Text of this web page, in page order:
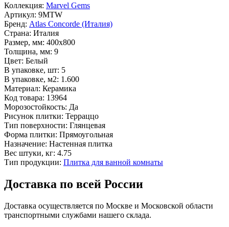
Коллекция: Marvel Gems
Артикул: 9MTW
Бренд: Atlas Concorde (Италия)
Страна: Италия
Размер, мм: 400x800
Толщина, мм: 9
Цвет: Белый
В упаковке, шт: 5
В упаковке, м2: 1.600
Материал: Керамика
Код товара: 13964
Морозостойкость: Да
Рисунок плитки: Терраццо
Тип поверхности: Глянцевая
Форма плитки: Прямоугольная
Назначение: Настенная плитка
Вес штуки, кг: 4.75
Тип продукции: Плитка для ванной комнаты
Доставка по всей России
Доставка осуществляется по Москве и Московской области
транспортными службами нашего склада.